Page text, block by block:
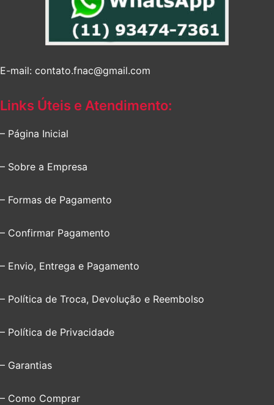
E-mail: contato.fnac@gmail.com
Links Úteis e Atendimento:
– Página Inicial
– Sobre a Empresa
– Formas de Pagamento
– Confirmar Pagamento
– Envio, Entrega e Pagamento
– Política de Troca, Devolução e Reembolso
– Política de Privacidade
– Garantias
– Como Comprar